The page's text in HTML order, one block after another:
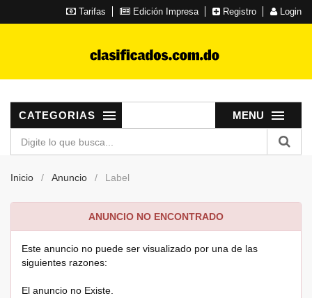
Tarifas Edición Impresa Registro Login
MENU
CATEGORIAS
Inicio Anuncio Label
ANUNCIO NO ENCONTRADO
Este anuncio no puede ser visualizado por una de las
siguientes razones:
El anuncio no Existe.